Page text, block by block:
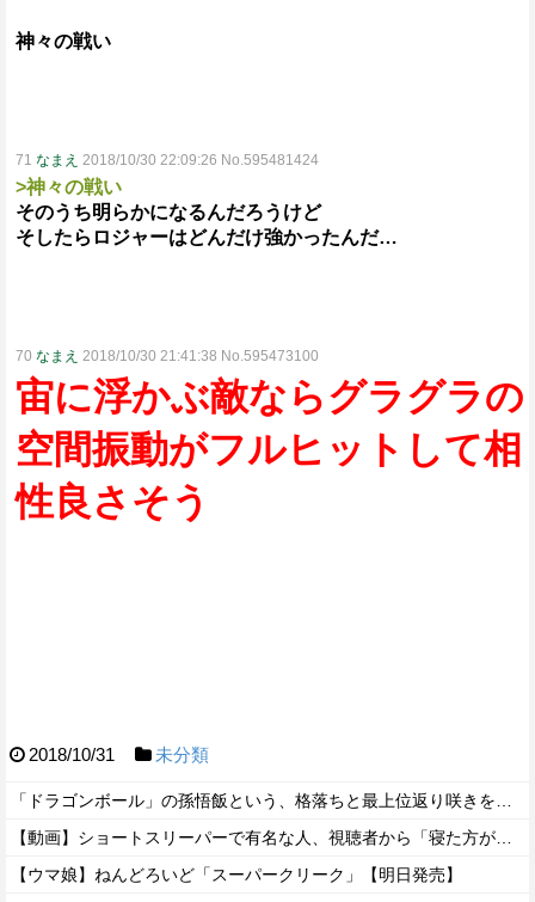
神々の戦い
71 なまえ 2018/10/30 22:09:26 No.595481424
>神々の戦い
そのうち明らかになるんだろうけど
そしたらロジャーはどんだけ強かったんだ…
70 なまえ 2018/10/30 21:41:38 No.595473100
宙に浮かぶ敵ならグラグラの
空間振動がフルヒットして相
性良さそう
2018/10/31 未分類
【ウマ娘】ねんどろいど「スーパークリーク」【明日発売】